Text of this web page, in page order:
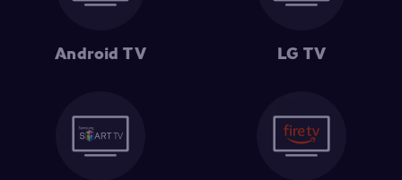
Android TV LG TV